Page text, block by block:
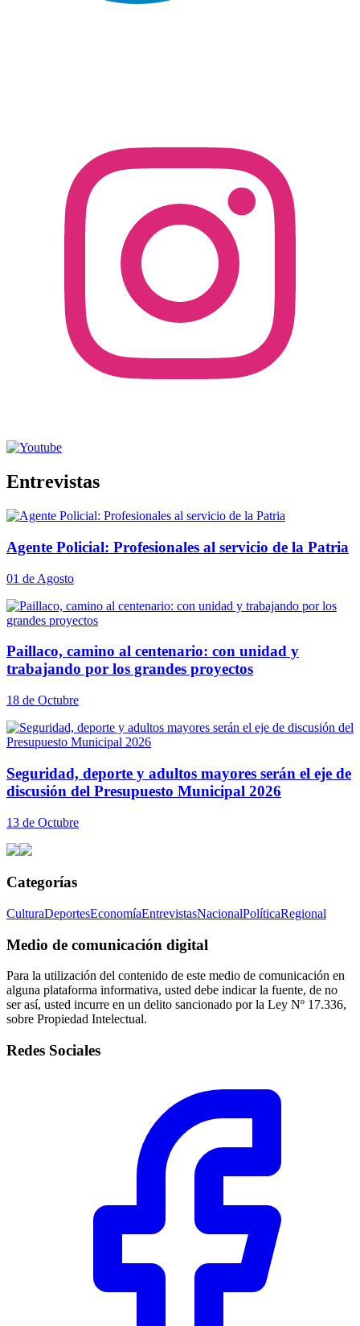
Entrevistas
Agente Policial: Profesionales al servicio de la Patria
01 de Agosto
Paillaco, camino al centenario: con unidad y
trabajando por los grandes proyectos
18 de Octubre
Seguridad, deporte y adultos mayores serán el eje de
discusión del Presupuesto Municipal 2026
13 de Octubre
Categorías
CulturaDeportesEconomíaEntrevistasNacionalPolíticaRegional
Medio de comunicación digital
Para la utilización del contenido de este medio de comunicación en
alguna plataforma informativa, usted debe indicar la fuente, de no
ser así, usted incurre en un delito sancionado por la Ley Nº 17.336,
sobre Propiedad Intelectual.
Redes Sociales